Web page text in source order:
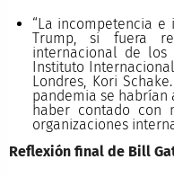
“La incompetencia
Trump, si fuera
internacional de los
Instituto
Londres, Kori
pandemia se habrían
haber contado con
organizaciones
Reflexión final de Bill